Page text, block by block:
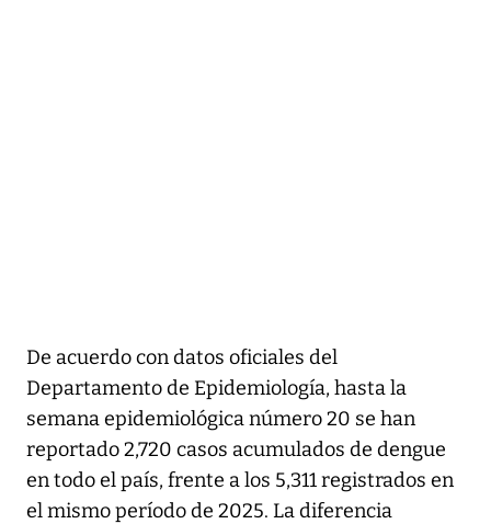
De acuerdo con datos oficiales del
Departamento de Epidemiología, hasta la
semana epidemiológica número 20 se han
reportado 2,720 casos acumulados de dengue
en todo el país, frente a los 5,311 registrados en
el mismo período de 2025. La diferencia